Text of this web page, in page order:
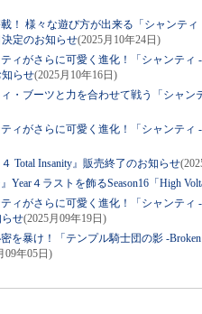
！ 様々な遊び方が出来る「シャンテ
定のお知らせ(2025月10年24日)
ィがさらに可愛く進化！「シャンティ
らせ(2025月10年16日)
・ブーツと力を合わせて戦う「シャ
ティがさらに可愛く進化！「シャンテ
Total Insanity』販売終了のお知らせ
Year４ラストを飾るSeason16「High
ィがさらに可愛く進化！「シャンテ
せ(2025月09年19日)
を暴け！「テンプル騎士団の影 -
09年05日)